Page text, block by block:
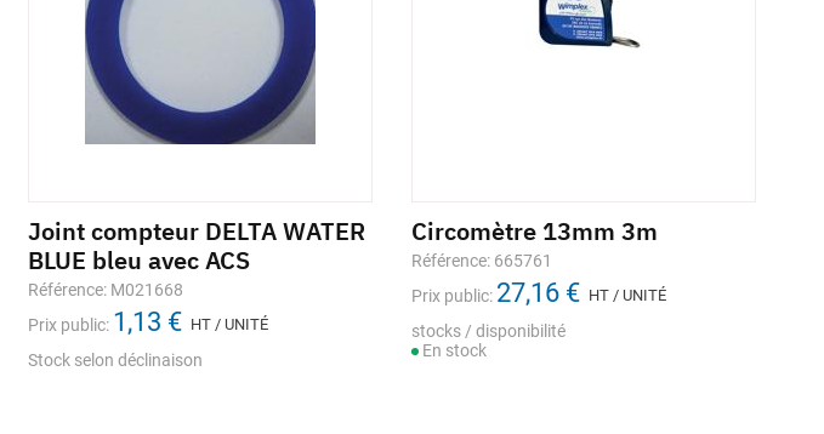
Joint compteur DELTA WATER
BLUE bleu avec ACS
Référence: M021668
Prix public: 1,13 € HT / UNITÉ
Stock selon déclinaison
Circomètre 13mm 3m
Référence: 665761
Prix public: 27,16 € HT / UNITÉ
stocks / disponibilité
En stock